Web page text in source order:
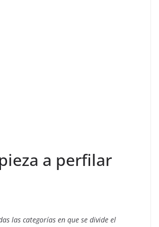
a perfilar
las categorías en que se divide el